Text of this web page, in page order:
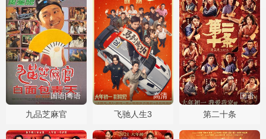
国语|粤语
九品芝麻官
高清
飞驰人生3
国语
第二十条